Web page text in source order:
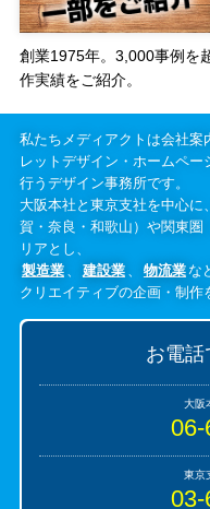
創業1975年。3,000事例を
作実績をご紹介。
私たちメディアクトは会社案
レットデザイン・ホームペ
行うデザイン事務所です。
大阪本社と東京支社を中心
賀・奈良・和歌山）や関東圏
リアとし、
製造業
建設業 物流業な
クリエイティブの企画・制作
お電
06-
03-